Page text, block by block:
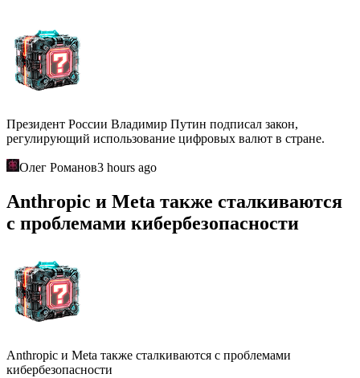
Президент России Владимир Путин подписал закон,
регулирующий использование цифровых валют в стране.
Олег Романов3 hours ago
Anthropic и Meta также сталкиваются
с проблемами кибербезопасности
Anthropic и Meta также сталкиваются с проблемами
кибербезопасности